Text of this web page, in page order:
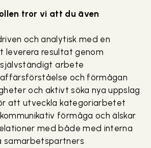
tror vi att du även
och analytisk med en
leverera resultat genom
arbete
och förmågan
och aktivt söka nya uppslag
att utveckla kategoriarbetet
förmåga och älskar
med både med interna
samarbetspartners